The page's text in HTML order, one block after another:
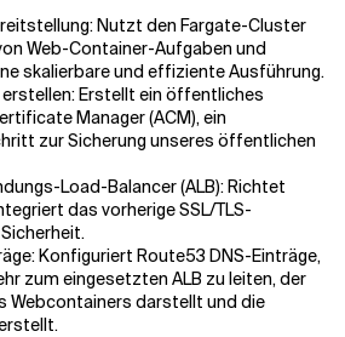
Nutzt den Fargate-Cluster
Web-Container-Aufgaben und
skalierbare und effiziente Ausführung.
Erstellt ein öffentliches
Manager (ACM), ein
zur Sicherung unseres öffentlichen
Load-Balancer (ALB): Richtet
das vorherige SSL/TLS-
Konfiguriert Route53 DNS-Einträge,
zum eingesetzten ALB zu leiten, der
Webcontainers darstellt und die